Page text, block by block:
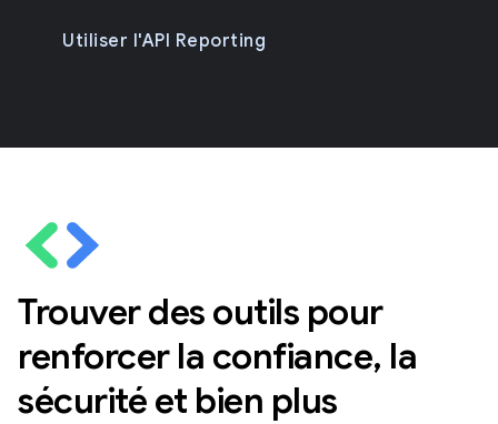
Utiliser l'API Reporting
Trouver des outils pour
renforcer la confiance, la
sécurité et bien plus